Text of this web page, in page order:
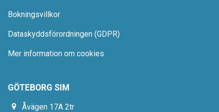
Bokningsvillkor
Dataskyddsförordningen (GDPR)
Mer information om cookies
GÖTEBORG SIM
Åvägen 17A 2tr